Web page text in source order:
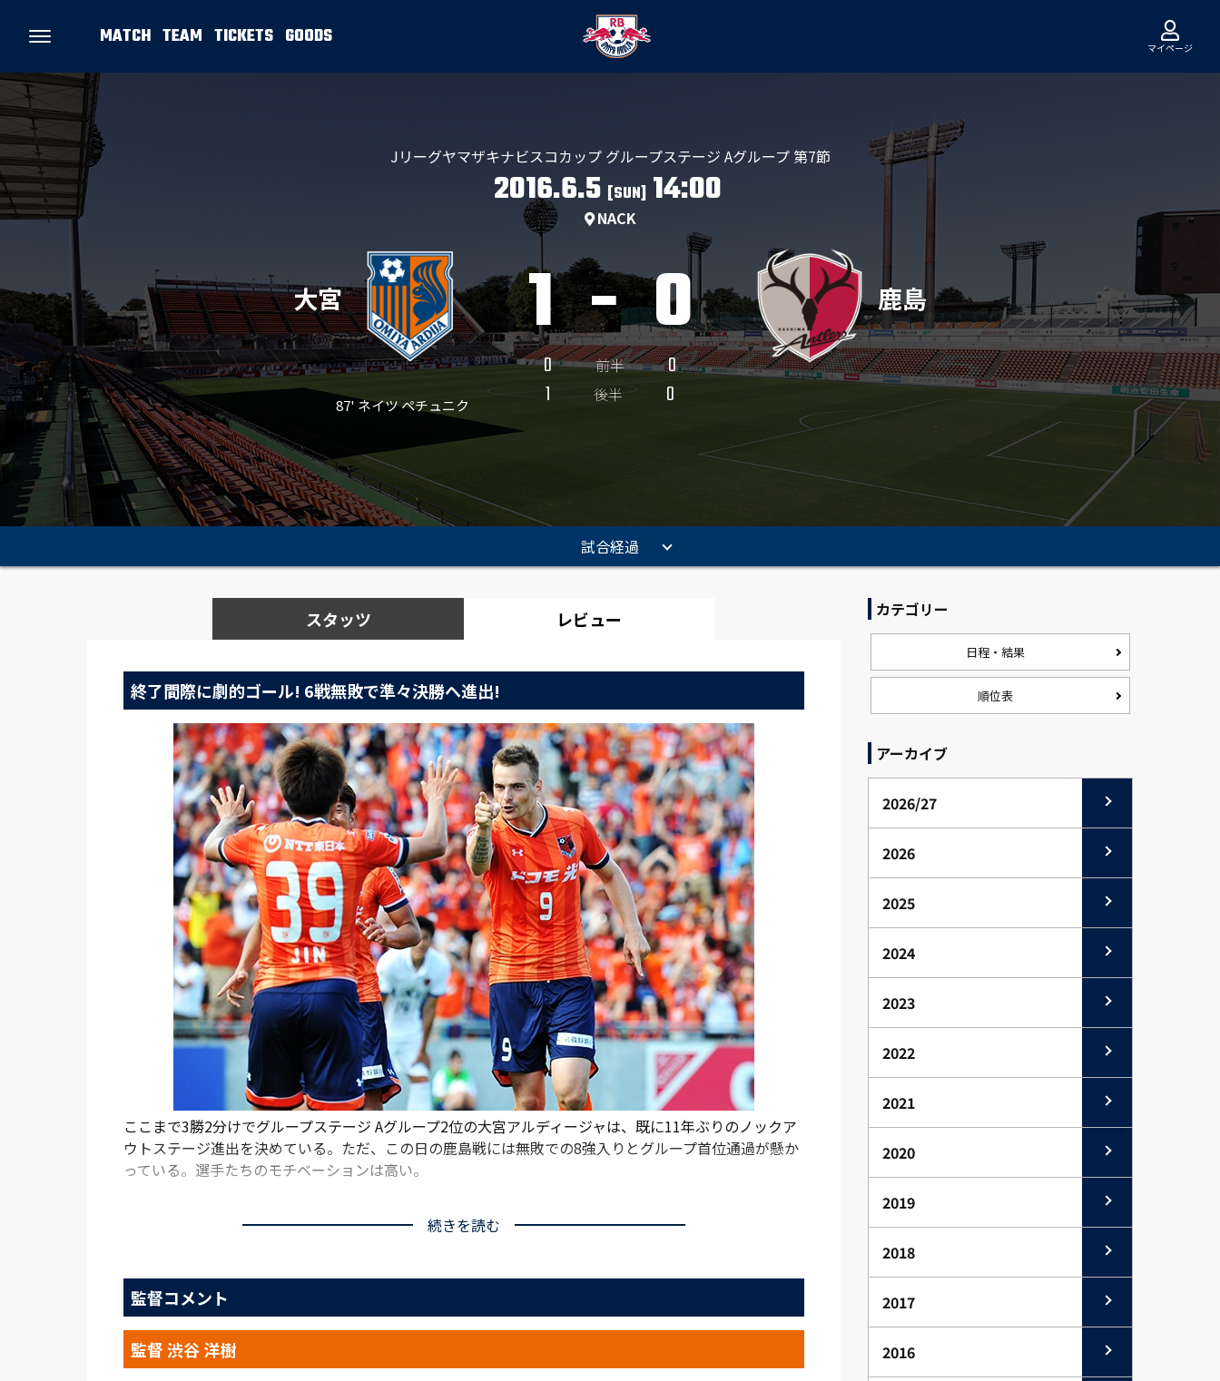
MATCH TEAM TICKETS GOODS マイページ
Jリーグヤマザキナビスコカップ グループステージ Aグループ 第7節
2016.6.5 [SUN] 14:00
NACK
大宮
87' ネイツ ペチュニク
1 - 0
0 前半
0
1
後半 0
鹿島
試合経過
スタッツ レビュー
終了間際に劇的ゴール! 6戦無敗で準々決勝へ進出!
ここまで3勝2分けでグループステージ Aグループ2位の大宮アルディージャは、既に11年ぶりのノックア
ウトステージ進出を決めている。ただ、この日の鹿島戦には無敗での8強入りとグループ首位通過が懸か
っている。選手たちのモチベーションは高い。
フレッシュなメンバーで臨む。ニューヒーロー賞の対象選手がスタメンに4人、控え選手に5人並ぶ。一
方で今シーズンから在籍する30歳のGK松井が、公式戦初出場を果たす。DF福田は3月20日の明治安田生
最終ラインは右から渡部、福田、山越、大屋で形成。大屋はゲームキャプテンにも指名された。中盤で
は岩上と大山がダブルボランチ、2列目の右サイドはマテウス、同左サイドは泉澤だ。2トップはネイツ
ペチュニクと江坂である。澄み切った青空と色鮮やかな緑のピッチ、それにオレンジのコントラストが
眩しいＮＡＣＫ５スタジアム大宮で、14時04分にゲームが動き出した。
続きを読む
監督コメント
監督 渋谷 洋樹
カテゴリー
日程・結果
順位表
アーカイブ
2026/27
2026
2025
2024
2023
2022
2021
2020
2019
2018
2017
2016